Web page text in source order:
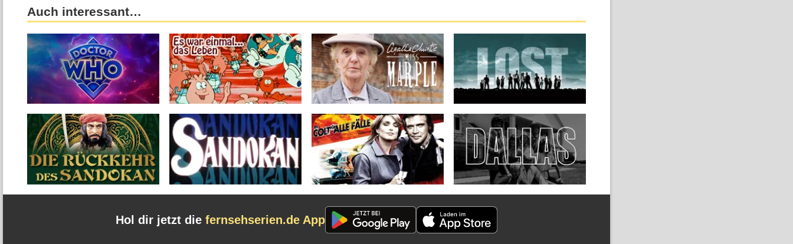
Auch interessant…
Hol dir jetzt die fernsehserien.de App